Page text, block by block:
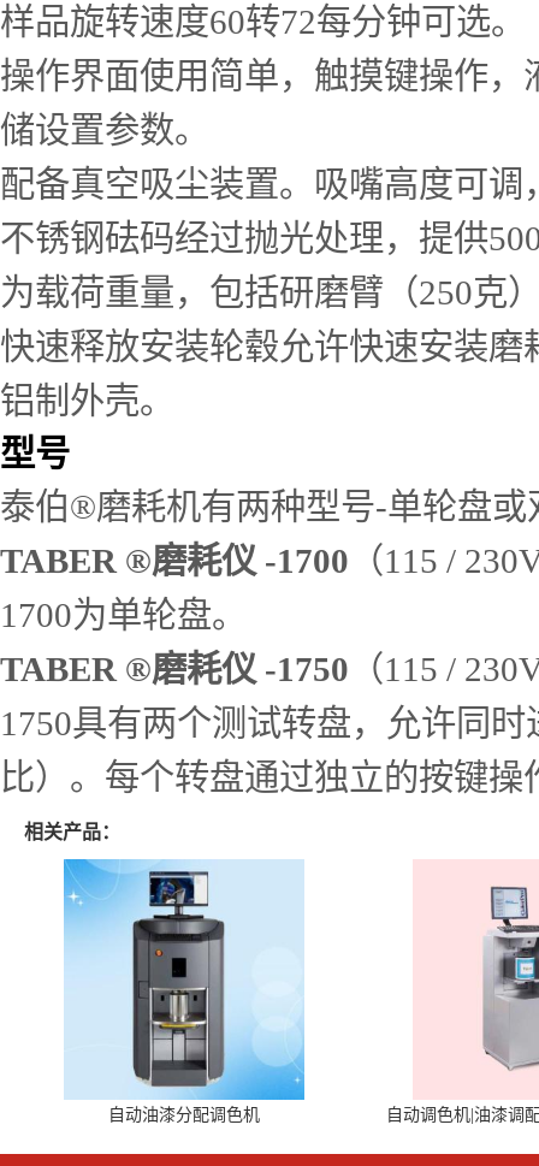
样品旋转速度60转72每分钟可选。
操作界面使用简单，触摸键操作
储设置参数。
配备真空吸尘装置。吸嘴高度可
不锈钢砝码经过抛光处理，提供
为载荷重量，包括研磨臂（250克
快速释放安装轮毂允许快速安装磨
铝制外壳。
型号
泰伯®磨耗机有两种型号-单轮盘
TABER ®磨耗仪 -1700 （115 /
1700为单轮盘。
TABER ®磨耗仪 -1750 （115 /
1750具有两个测试转盘，允许同
比）。每个转盘通过独立的按键操
相关产品：
自动油漆分配调色机 自动调色机|油漆调